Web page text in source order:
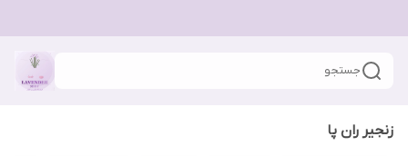
جستجو
زنجیر ران پا